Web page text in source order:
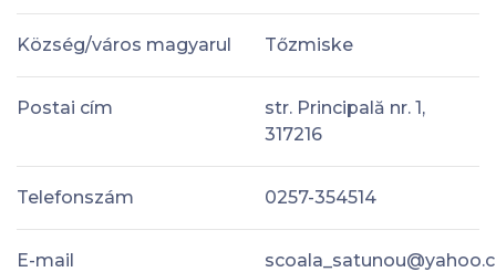
Község/város magyarul Tőzmiske
Postai cím
str. Principală nr. 1,
317216
Telefonszám 0257-354514
E-mail